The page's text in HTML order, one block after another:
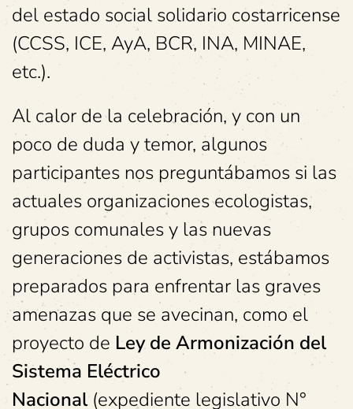
del estado social solidario costarricense
(CCSS, ICE, AyA, BCR, INA, MINAE,
etc.).
Al calor de la celebración, y con un
poco de duda y temor, algunos
participantes nos preguntábamos si las
actuales organizaciones ecologistas,
grupos comunales y las nuevas
generaciones de activistas, estábamos
preparados para enfrentar las graves
amenazas que se avecinan, como el
proyecto de Ley de Armonización del
Sistema Eléctrico
Nacional(expediente legislativo N°